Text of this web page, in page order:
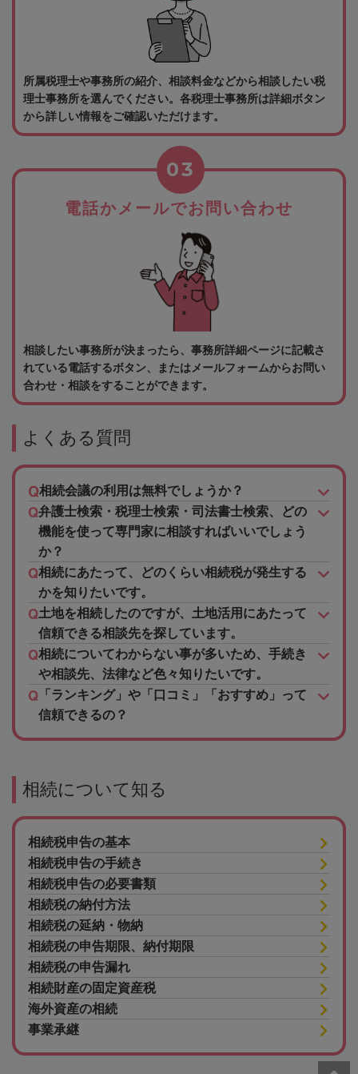
所属税理士や事務所の紹介、相談料金などから相談したい税
理士事務所を選んでください。各税理士事務所は詳細ボタン
から詳しい情報をご確認いただけます。
電話かメールでお問い合わせ
03
相談したい事務所が決まったら、事務所詳細ページに記載さ
れている電話するボタン、またはメールフォームからお問い
合わせ・相談をすることができます。
よくある質問
相続会議の利用は無料でしょうか？
弁護士検索・税理士検索・司法書士検索、どの
機能を使って専門家に相談すればいいでしょう
か？
相続にあたって、どのくらい相続税が発生する
かを知りたいです。
土地を相続したのですが、土地活用にあたって
信頼できる相談先を探しています。
相続についてわからない事が多いため、手続き
や相談先、法律など色々知りたいです。
「ランキング」や「口コミ」「おすすめ」って
信頼できるの？
相続について知る
相続税申告の基本
相続税申告の手続き
相続税申告の必要書類
相続税の納付方法
相続税の延納・物納
相続税の申告期限、納付期限
相続税の申告漏れ
相続財産の固定資産税
海外資産の相続
事業承継